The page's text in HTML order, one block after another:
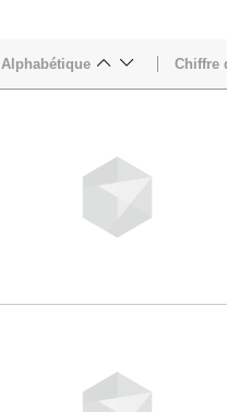
Alphabétique Chiffre